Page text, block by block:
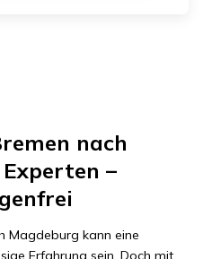
nach
–
Magdeburg kann eine
Erfahrung sein. Doch mit